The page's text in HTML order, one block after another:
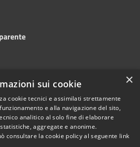
Copyright © 2026 • Comune di
×
sui cookie
cookie tecnici e assimilati strettamente
e alla navigazione del sito,
analitico al solo fine di elaborare
aggregate e anonime.
consultare la cookie policy al seguente link